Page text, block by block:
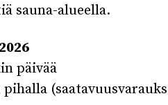
sauna-alueella.
päivää